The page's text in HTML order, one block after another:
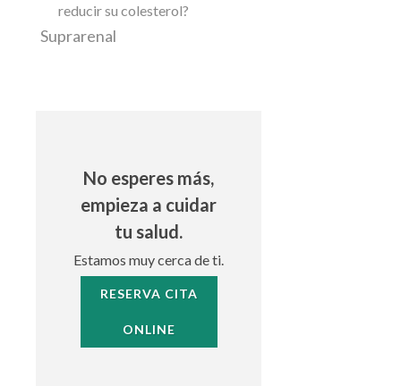
reducir su colesterol?
Suprarenal
No esperes más,
empieza a cuidar
tu salud.
Estamos muy cerca de ti.
RESERVA CITA
ONLINE